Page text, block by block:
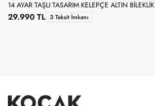
14 AYAR TAŞLI TASARIM KELEPÇE ALTIN BILEKLIK
29.990 TL 3 Taksit İmkanı